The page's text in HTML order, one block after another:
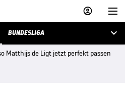


BUNDESLIGA 
Matthijs de Ligt jetzt perfekt passen